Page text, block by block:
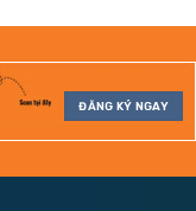
ĐĂNG KÝ NGAY